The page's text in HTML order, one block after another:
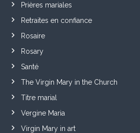
Prières mariales
Retraites en confiance
Rosaire
Rosary
Santé
The Virgin Mary in the Church
Titre marial
Vergine Maria
Virgin Mary in art